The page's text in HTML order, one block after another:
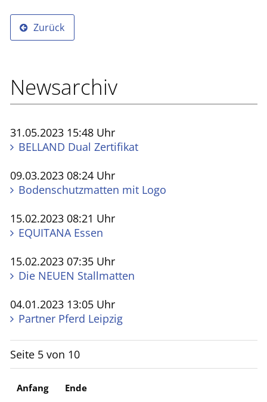
Zurück
Newsarchiv
31.05.2023 15:48 Uhr
BELLAND Dual Zertifikat
09.03.2023 08:24 Uhr
Bodenschutzmatten mit Logo
15.02.2023 08:21 Uhr
EQUITANA Essen
15.02.2023 07:35 Uhr
Die NEUEN Stall­matten
04.01.2023 13:05 Uhr
Partner Pferd Leipzig
Seite 5 von 10
Anfang Ende